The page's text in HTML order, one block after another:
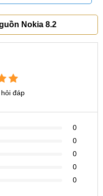
Quận 1
Nokia 8.2
đáp
0
0
0
0
0